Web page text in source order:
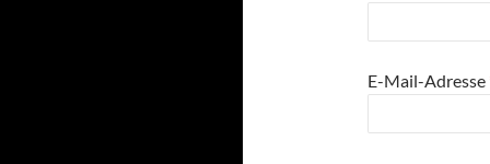
E-Mail-Adresse